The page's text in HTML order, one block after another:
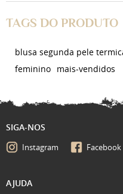
TAGS DO PRODUTO
blusa segunda pele
feminino mais-vendidos
SIGA-NOS
Instagram Facebook
AJUDA